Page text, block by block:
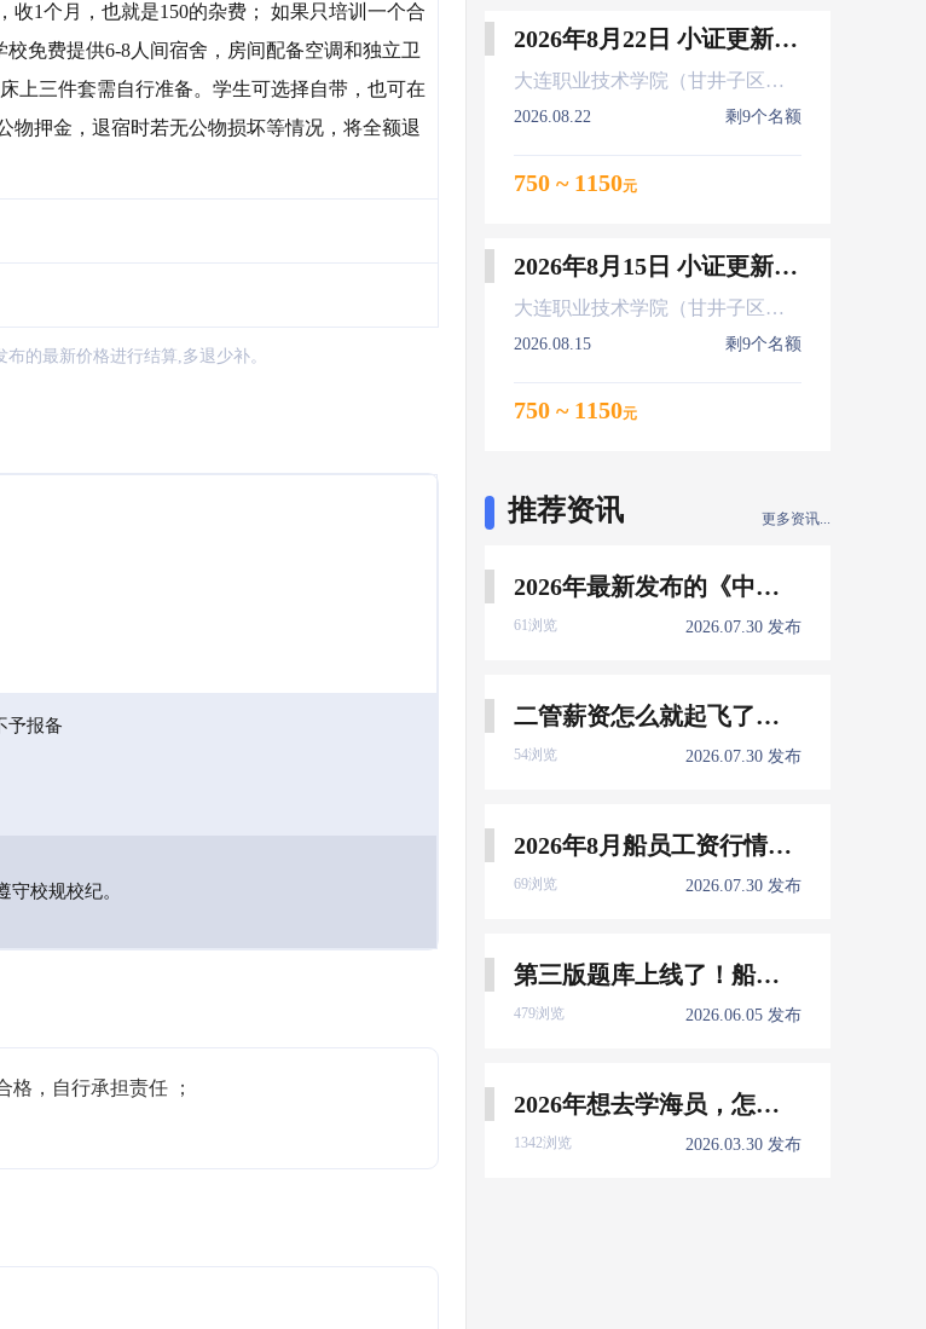
收1个月，也就是150的杂费； 如果只培训一个合
免费提供6-8人间宿舍，房间配备空调和独立卫
上三件套需自行准备。学生可选择自带，也可在
物押金，退宿时若无公物损坏等情况，将全额退
的最新价格进行结算,多退少补。
予报备
校规校纪。
，自行承担责任 ；
2026年8月22日 小证更新 Z01Z02Z04
大连职业技术学院（甘井子区大连北站）
2026.08.22 剩9个名额
750 ~ 1150元
2026年8月15日 小证更新 Z01Z02Z04
大连职业技术学院（甘井子区大连北站）
2026.08.15 剩9个名额
750 ~ 1150元
推荐资讯 更多资讯...
2026年最新发布的《中国船员发展报告》，暴露了哪些信息量？
61浏览 2026.07.30 发布
二管薪资怎么就起飞了，下一个会是谁？
54浏览 2026.07.30 发布
2026年8月船员工资行情参考
69浏览 2026.07.30 发布
第三版题库上线了！船员免费刷！
479浏览 2026.06.05 发布
2026年想去学海员，怎么选择培训学校？
1342浏览 2026.03.30 发布